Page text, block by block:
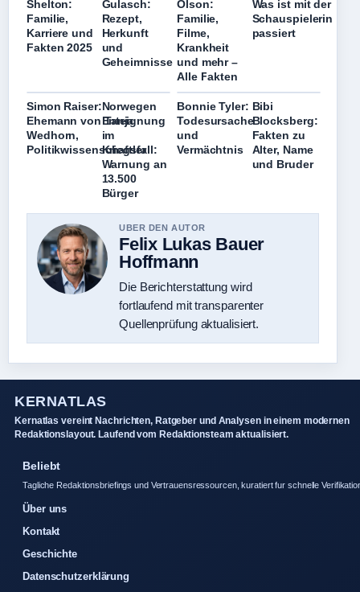
Shelton:
Familie,
Karriere und
Fakten 2025
Gulasch:
Rezept,
Herkunft
und
Geheimnisse
Olson:
Familie,
Filme,
Krankheit
und mehr –
Alle Fakten
Was ist mit der
Schauspielerin
passiert
Simon Raiser:
Ehemann von Tanja
Wedhorn,
Politikwissenschaftler
Norwegen
Enteignung
im
Kriegsfall:
Warnung an
13.500
Bürger
Bonnie Tyler:
Todesursache
und
Vermächtnis
Bibi
Blocksberg:
Fakten zu
Alter, Name
und Bruder
UBER DEN AUTOR
Felix Lukas Bauer
Hoffmann
Die Berichterstattung wird
fortlaufend mit transparenter
Quellenprüfung aktualisiert.
KERNATLAS
Kernatlas vereint Nachrichten, Ratgeber und Analysen in einem modernen
Redaktionslayout. Laufend vom Redaktionsteam aktualisiert.
Beliebt
Tagliche Redaktionsbriefings und Vertrauensressourcen, kuratiert fur schnelle
Über uns
Kontakt
Geschichte
Datenschutzerklärung